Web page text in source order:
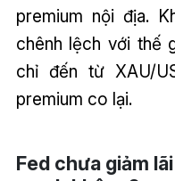
premium nội địa.
chênh lệch với thế
chỉ đến từ XAU/
premium co lại.
Fed chưa giảm